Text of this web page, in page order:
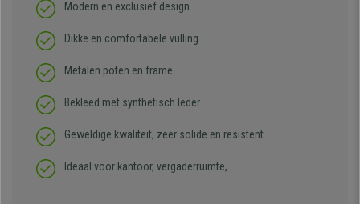
Modern en exclusief design
Dikke en comfortabele vulling
Metalen poten en frame
Bekleed met synthetisch leder
Geweldige kwaliteit, zeer solide en resistent
Ideaal voor kantoor, vergaderruimte, ...